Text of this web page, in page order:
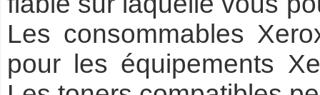
Les consommables
pour les équipements